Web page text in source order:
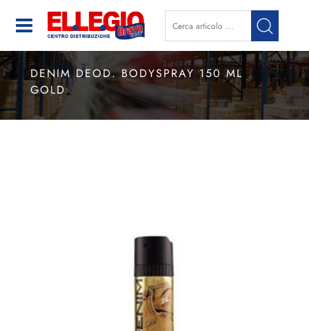
Open
DENIM DEOD. BODYSPRAY 150 ML
GOLD